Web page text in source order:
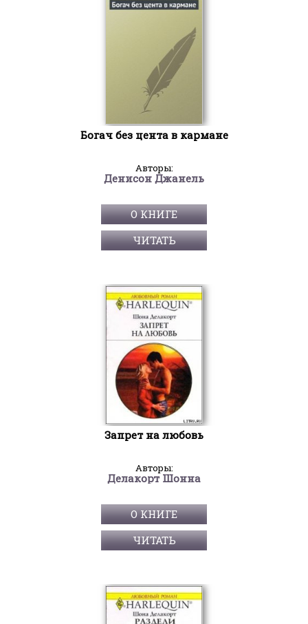
Богач без цента в кармане
Авторы:
Денисон Джанель
О КНИГЕ
ЧИТАТЬ
Запрет на любовь
Авторы:
Делакорт Шонна
О КНИГЕ
ЧИТАТЬ